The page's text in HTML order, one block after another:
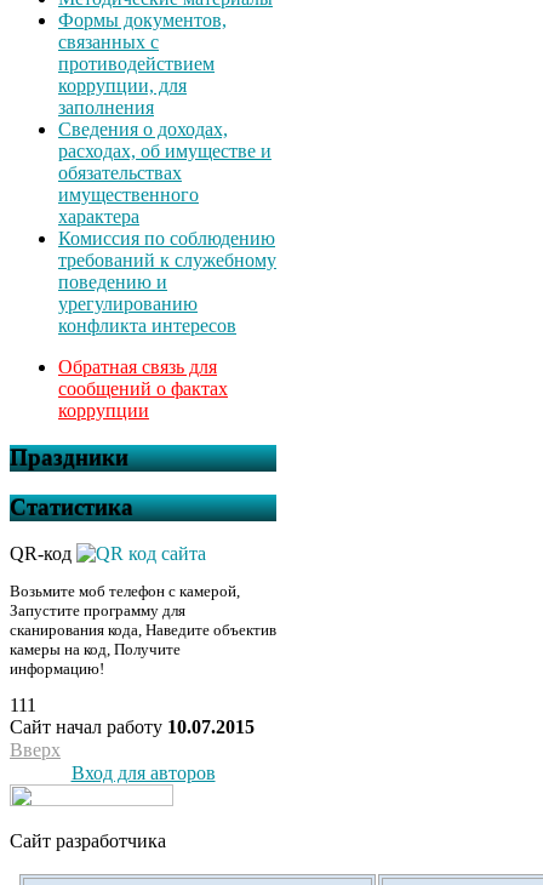
Формы документов,
связанных с
противодействием
коррупции, для
заполнения
Сведения о доходах,
расходах, об имуществе и
обязательствах
имущественного
характера
Комиссия по соблюдению
требований к служебному
поведению и
урегулированию
конфликта интересов
Обратная связь для
сообщений о фактах
коррупции
Праздники
Статистика
QR-код
Возьмите моб телефон с камерой,
Запустите программу для
сканирования кода, Наведите объектив
камеры на код, Получите
информацию!
111
Сайт начал работу 10.07.2015
Вверх
Вход для авторов
Сайт разработчика